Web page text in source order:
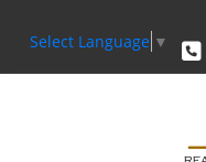
Select Language ▼